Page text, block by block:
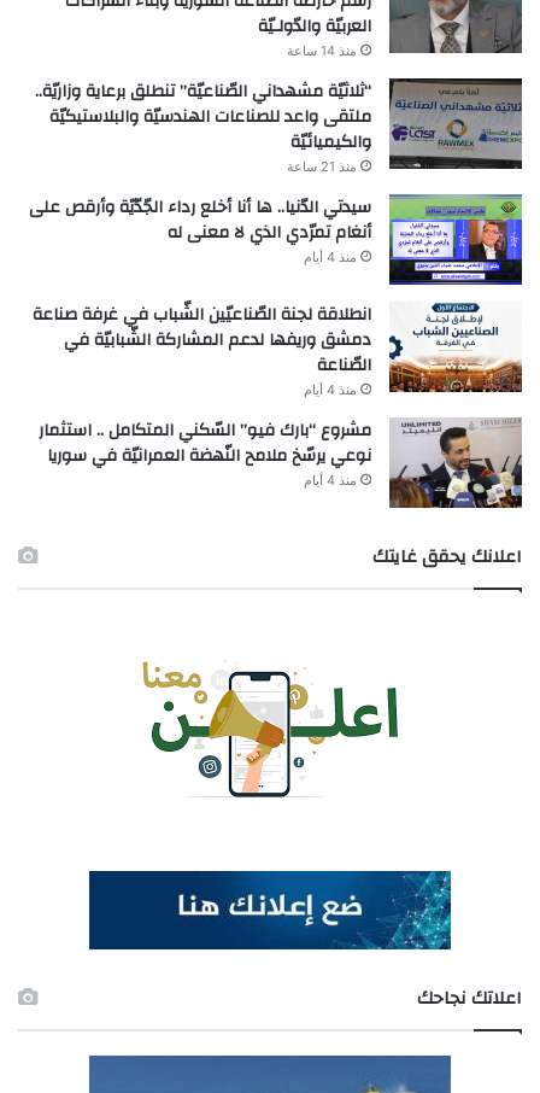
العربيّة والدّولـيّة
منذ 14 ساعة
“ثلاثيّة مشهداني الصّناعيّة” تنطلق برعاية وزاريّة..
ملتقى واعد للصناعات الهندسيّة والبلاستيكيّة
والكيميائيّة
منذ 21 ساعة
سيدتي الدّنيا.. ها أنا أخلع رداء الجّدّيّة وأرقص على
أنغام تمرّدي الذي لا معنى له
منذ 4 أيام
انطلاقة لجنة الصّناعيّين الشّباب في غرفة صناعة
دمشق وريفها لدعم المشاركة الشّبابيّة في
الصّناعة
منذ 4 أيام
مشروع “بارك فيو” السّكني المتكامل .. استثمار
نوعي يرسّخ ملامح النّهضة العمرانيّة في سوريا
منذ 4 أيام
اعلانك يحقق غايتك
اعلاتك نجاحك